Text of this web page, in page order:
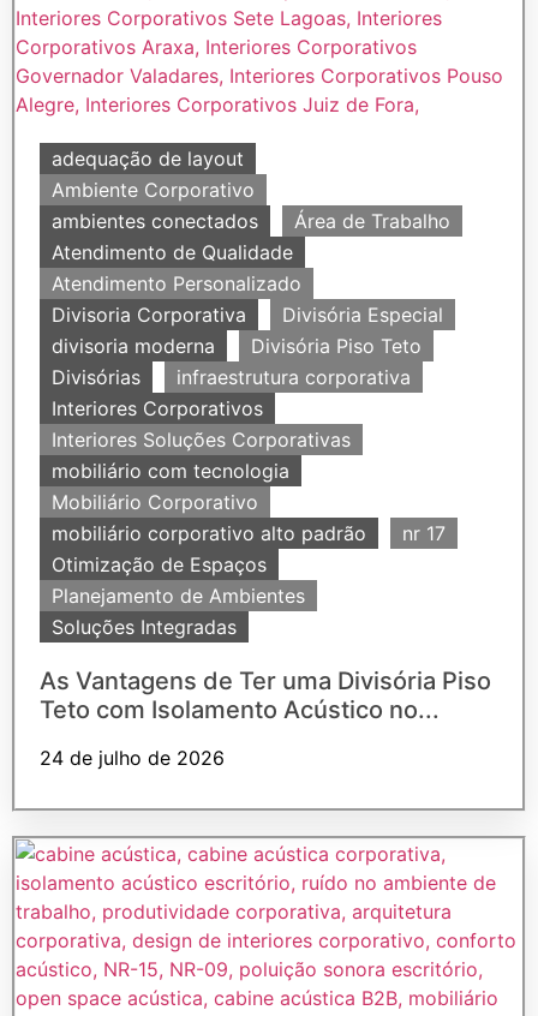
adequação de layout
Ambiente Corporativo
ambientes conectados
Área de Trabalho
Atendimento de Qualidade
Atendimento Personalizado
Divisoria Corporativa
Divisória Especial
divisoria moderna
Divisória Piso Teto
Divisórias
infraestrutura corporativa
Interiores Corporativos
Interiores Soluções Corporativas
mobiliário com tecnologia
Mobiliário Corporativo
mobiliário corporativo alto padrão
nr 17
Otimização de Espaços
Planejamento de Ambientes
Soluções Integradas
As Vantagens de Ter uma Divisória Piso
Teto com Isolamento Acústico no...
24 de julho de 2026